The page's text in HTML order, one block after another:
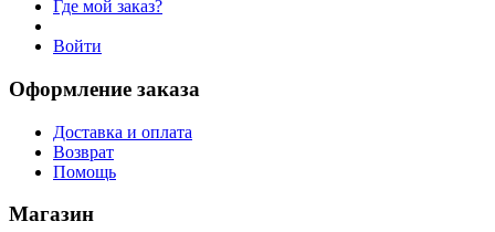
Где мой заказ?
Войти
Оформление заказа
Доставка и оплата
Возврат
Помощь
Магазин